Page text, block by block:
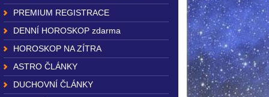
PREMIUM REGISTRACE
DENNÍ HOROSKOP zdarma
HOROSKOP NA ZÍTRA
ASTRO ČLÁNKY
DUCHOVNÍ ČLÁNKY